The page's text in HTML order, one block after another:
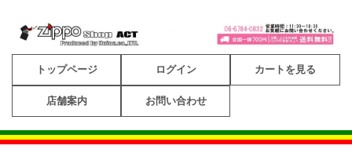
トップページ ログイン カートを見る
店舗案内 お問い合わせ